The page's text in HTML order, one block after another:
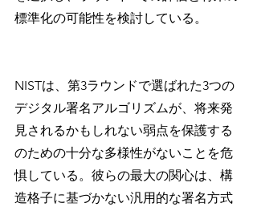
標準化の可能性を検討している。
NISTは、第3ラウンドで選ばれた3つの
デジタル署名アルゴリズムが、将来発
見されるかもしれない弱点を保護する
のための十分な多様性がないことを危
惧している。彼らの最大の関心は、構
造格子に基づかない汎用的な署名方式